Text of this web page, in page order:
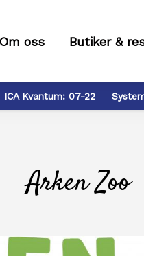
Om oss Butiker &
ICA Kvantum: 07-22
Arken Zoo